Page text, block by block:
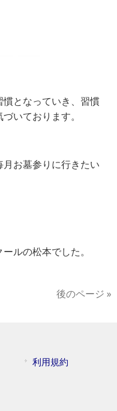
となっていき、習慣
いております。
お墓参りに行きたい
ルの松本でした。
後のページ »
利用規約